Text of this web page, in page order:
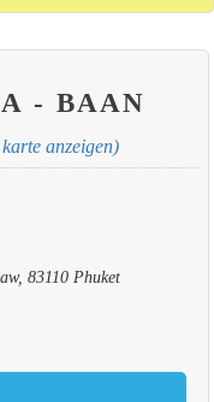
- BAAN
anzeigen)
83110 Phuket